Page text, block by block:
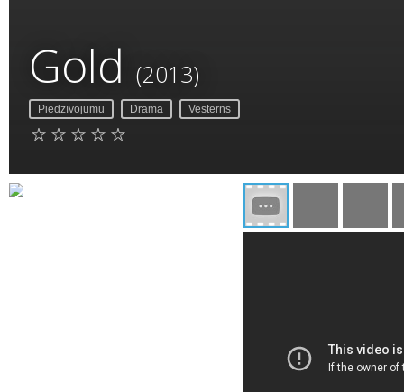
Gold (2013)
Piedzīvojumu Drāma Vesterns